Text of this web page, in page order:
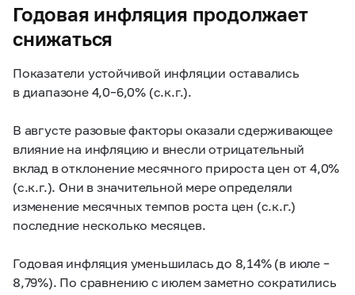
Годовая инфляция продолжает
снижаться
Показатели устойчивой инфляции оставались
в диапазоне 4,0–6,0% (с.к.г.).
В августе разовые факторы оказали сдерживающее
влияние на инфляцию и внесли отрицательный
вклад в отклонение месячного прироста цен от 4,0%
(с.к.г.). Они в значительной мере определяли
изменение месячных темпов роста цен (с.к.г.)
последние несколько месяцев.
Годовая инфляция уменьшилась до 8,14% (в июле –
8,79%). По сравнению с июлем заметно сократились